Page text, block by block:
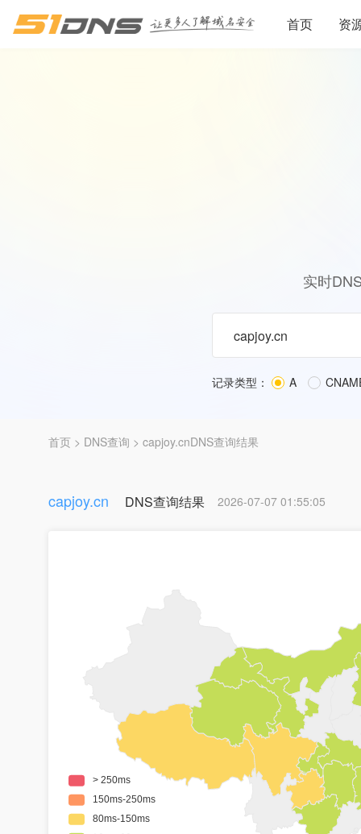
首页 资
实时
记录类型： A
首页 > DNS查询 > capjoy.cnDNS查询结果
capjoy.cn DNS查询结果 2026-07-07 01:55:05